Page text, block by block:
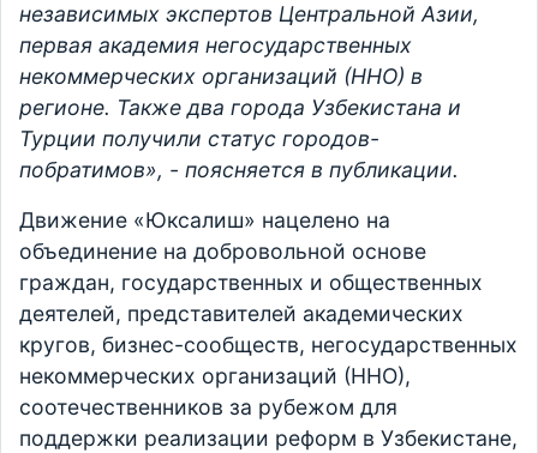
независимых экспертов Центральной Азии,
первая академия негосударственных
некоммерческих организаций (ННО) в
регионе. Также два города Узбекистана и
Турции получили статус городов-
побратимов», - поясняется в публикации.
Движение «Юксалиш» нацелено на
объединение на добровольной основе
граждан, государственных и общественных
деятелей, представителей академических
кругов, бизнес-сообществ, негосударственных
некоммерческих организаций (ННО),
соотечественников за рубежом для
поддержки реализации реформ в Узбекистане,